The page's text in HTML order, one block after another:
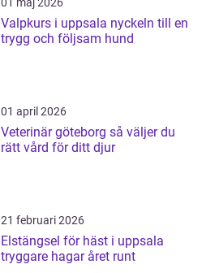
01 maj 2026
Valpkurs i uppsala nyckeln till en
trygg och följsam hund
01 april 2026
Veterinär göteborg så väljer du
rätt vård för ditt djur
21 februari 2026
Elstängsel för häst i uppsala
tryggare hagar året runt